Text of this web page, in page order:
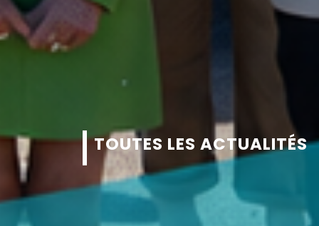
TOUTES LES ACTUALITÉS